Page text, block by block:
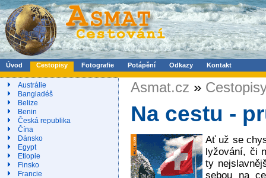
Úvod Cestopisy Fotografie Potápění Odkazy Kontakt
Austrálie
Bangladéš
Belize
Benin
Česká republika
Čína
Dánsko
Egypt
Etiopie
Finsko
Francie
Asmat.cz »
Na cestu -
Ať už se
lyžování, či
ty
sebou na